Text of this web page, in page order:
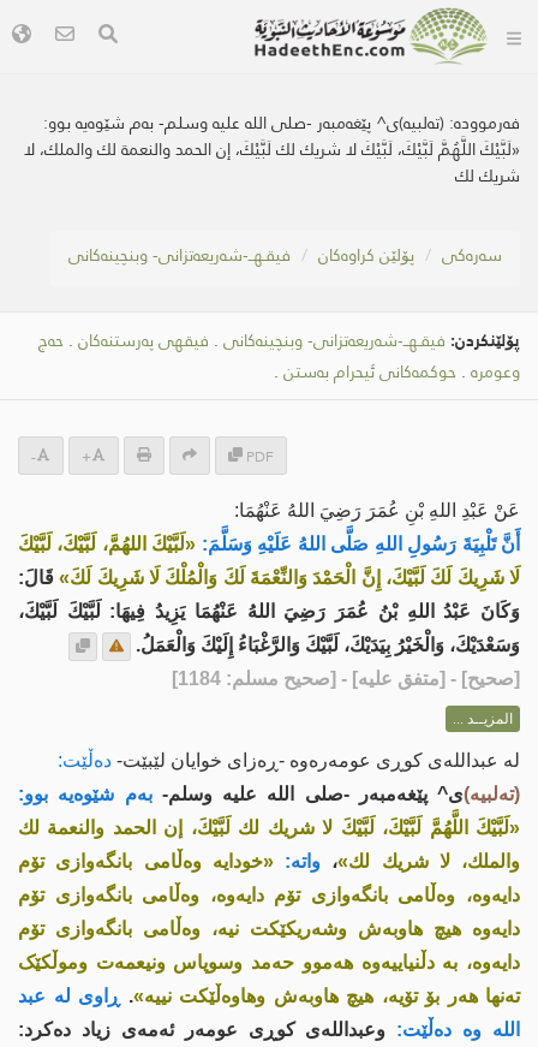
فەرموودە: (تەلبیە)ی^ پێغەمبەر -صلى اللە علیە وسلم- بەم شێوەیە بوو:
«لَبَّيْكَ اللَّهُمَّ لَبَّيْكَ، لَبَّيْكَ لا شريك لك لَبَّيْكَ، إن الحمد والنعمة لك والملك، لا
شريك لك
سه‌ره‌كی پۆلێن کراوەکان فیقـهــ-شەریعەتزانی- وبنچینەکانی
پۆلێنکردن: فیقـهــ-شەریعەتزانی- وبنچینەکانی . فیقهی پەرستنەكان . حەج
وعومرە . حوکمەکانی ئیحرام بەستن .
PDF
+
-
عَنْ عَبْدِ اللهِ بْنِ عُمَرَ رَضِيَ اللهُ عَنْهُمَا:
أَنَّ تَلْبِيَةَ رَسُولِ اللهِ صَلَّى اللهُ عَلَيْهِ وَسَلَّمَ: «لَبَّيْكَ اللهُمَّ، لَبَّيْكَ، لَبَّيْكَ
لَا شَرِيكَ لَكَ لَبَّيْكَ، إِنَّ الْحَمْدَ وَالنِّعْمَةَ لَكَ وَالْمُلْكَ لَا شَرِيكَ لَكَ»قَالَ:
وَكَانَ عَبْدُ اللهِ بْنُ عُمَرَ رَضِيَ اللهُ عَنْهُمَا يَزِيدُ فِيهَا: لَبَّيْكَ لَبَّيْكَ،
وَسَعْدَيْكَ، وَالْخَيْرُ بِيَدَيْكَ، لَبَّيْكَ وَالرَّغْبَاءُ إِلَيْكَ وَالْعَمَلُ.
[صحيح] - [متفق عليه] - [صحيح مسلم: 1184]
المزيــد ...
لە عبداللەی کوڕی عومەرەوە -ڕەزای خوایان لێبێت- دەڵێت:
(تەلبیە)ی^ پێغەمبەر -صلى اللە علیە وسلم- بەم شێوەیە بوو:
«لَبَّيْكَ اللَّهُمَّ لَبَّيْكَ، لَبَّيْكَ لا شريك لك لَبَّيْكَ، إن الحمد والنعمة لك
والملك، لا شريك لك»، واته:
«خودایە وەڵامی بانگەوازی تۆم
دایەوە، وەڵامی بانگەوازی تۆم دایەوە، وەڵامی بانگەوازی تۆم
دایەوە هیچ هاوبەش وشەریکێکت نیە، وەڵامی بانگەوازی تۆم
دایەوە، بە دڵنیاییەوە هەموو حەمد وسوپاس ونیعمەت وموڵکێک
تەنها هەر بۆ تۆیە، هیچ هاوبەش وهاوەڵێکت نییە». ڕاوی لە عبد
الله وە دەڵێت: وعبداللەی کوڕی عومەر ئەمەی زیاد دەکرد: